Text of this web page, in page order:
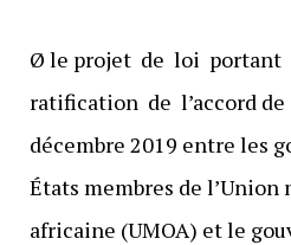
Ø le projet de loi portant
ratification de l’accord de
décembre 2019 entre les
États membres de
africaine (UMOA) et le